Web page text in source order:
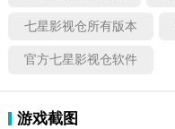
七星影视仓所有版本
官方七星影视仓软件
游戏截图